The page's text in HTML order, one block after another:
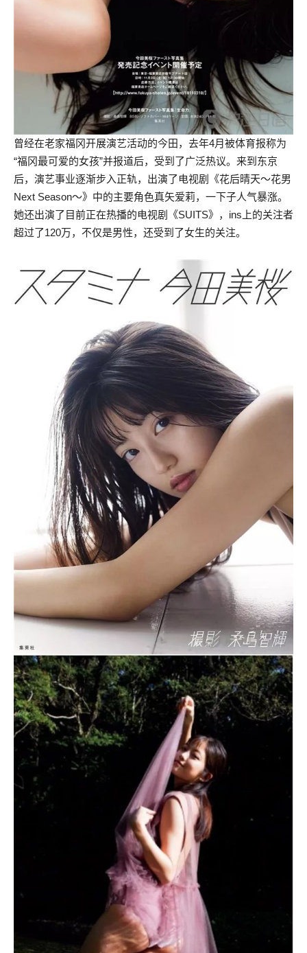
曾经在老家福冈开展演艺活动的今田，去年4月被体育报称为
“福冈最可爱的女孩”并报道后，受到了广泛热议。来到东京
后，演艺事业逐渐步入正轨，出演了电视剧《花后晴天～花男
Next Season～》中的主要角色真矢爱莉，一下子人气暴涨。
她还出演了目前正在热播的电视剧《SUITS》，ins上的关注者
超过了120万，不仅是男性，还受到了女生的关注。